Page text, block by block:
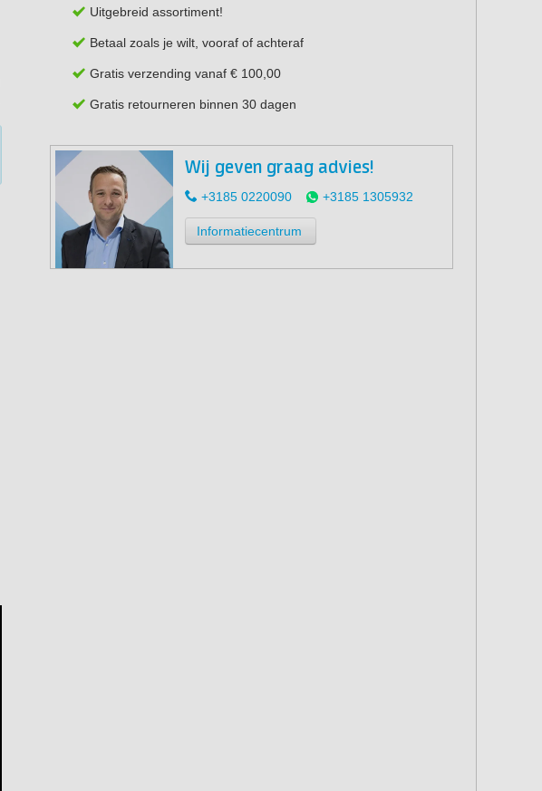
Uitgebreid assortiment!
Betaal zoals je wilt, vooraf of achteraf
Gratis verzending vanaf € 100,00
Gratis retourneren binnen 30 dagen
Wij geven graag advies!
+3185 0220090 +3185 1305932
Informatiecentrum